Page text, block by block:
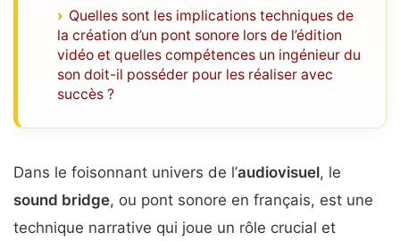
Quelles sont les implications techniques de
la création d’un pont sonore lors de l’édition
vidéo et quelles compétences un ingénieur du
son doit-il posséder pour les réaliser avec
succès ?
Dans le foisonnant univers de l’audiovisuel, le
sound bridge, ou pont sonore en français, est une
technique narrative qui joue un rôle crucial et